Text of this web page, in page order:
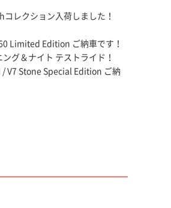
コレクション入荷しました！
Limited Edition ご納車です！
ング＆ナイト テストライド！
/ V7 Stone Special Edition ご納